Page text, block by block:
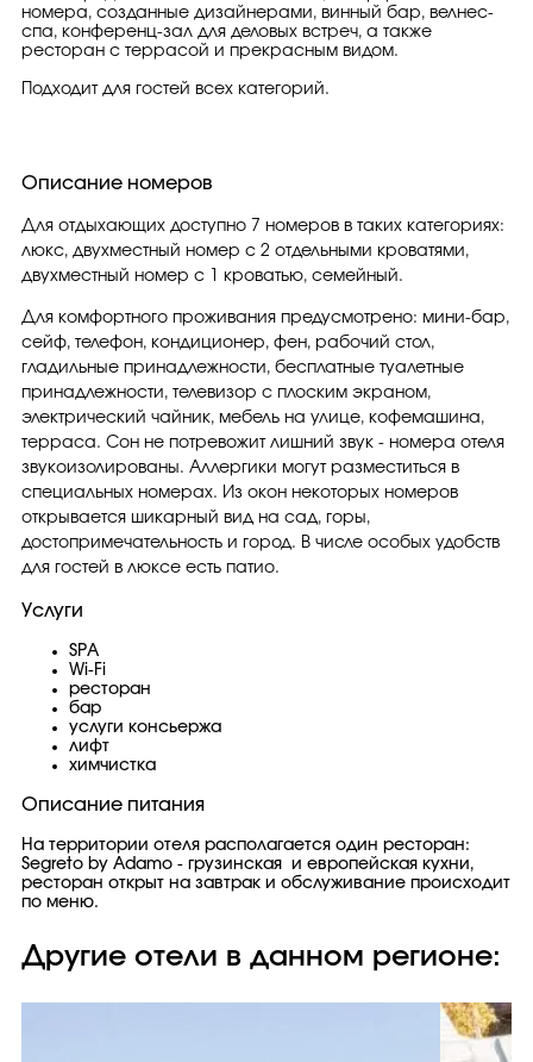
номера, созданные дизайнерами, винный бар, велнес-
спа, конференц-зал для деловых встреч, а также
ресторан с террасой и прекрасным видом.
Подходит для гостей всех категорий.
Описание номеров
Для отдыхающих доступно 7 номеров в таких категориях:
люкс, двухместный номер с 2 отдельными кроватями,
двухместный номер с 1 кроватью, семейный.
Для комфортного проживания предусмотрено: мини-бар,
сейф, телефон, кондиционер, фен, рабочий стол,
гладильные принадлежности, бесплатные туалетные
принадлежности, телевизор с плоским экраном,
электрический чайник, мебель на улице, кофемашина,
терраса. Сон не потревожит лишний звук - номера отеля
звукоизолированы. Аллергики могут разместиться в
специальных номерах. Из окон некоторых номеров
открывается шикарный вид на сад, горы,
достопримечательность и город. В числе особых удобств
для гостей в люксе есть патио.
Услуги
SPA
Wi-Fi
ресторан
бар
услуги консьержа
лифт
химчистка
Описание питания
На территории отеля располагается один ресторан:
Segreto by Adamo - грузинская и европейская кухни,
ресторан открыт на завтрак и обслуживание происходит
по меню.
Другие отели в данном регионе: